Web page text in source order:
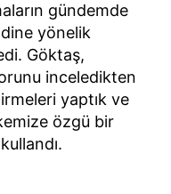
gündemde
yönelik
Göktaş,
inceledikten
yaptık ve
özgü bir